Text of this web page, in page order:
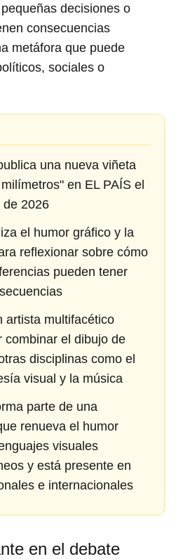
decisiones o
consecuencias
metáfora que puede
sociales o
una nueva viñeta
en EL PAÍS el
de 2026
el humor gráfico y la
reflexionar sobre cómo
pueden tener
artista multifacético
combinar el dibujo de
disciplinas como el
visual y la música
parte de una
renueva el humor
visuales
y está presente en
e internacionales
en el debate